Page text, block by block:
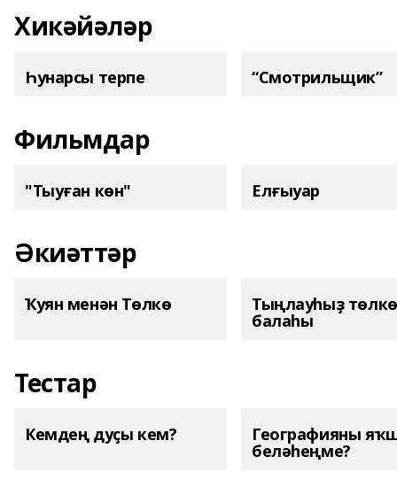
Хикәйәләр
Һунарсы терпе “Смотрильщик”
Фильмдар
"Тыуған көн" Елғыуар
Әкиәттәр
Ҡуян менән Төлкө Тыңлауһыҙ төлкө
балаһы
Тестар
Кемдең дуҫы кем? Географияны
беләһеңме?